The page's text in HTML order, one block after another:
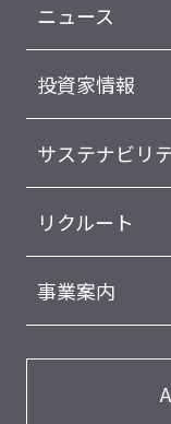
ニュース
投資家情報
サステナビリ
リクルート
事業案内